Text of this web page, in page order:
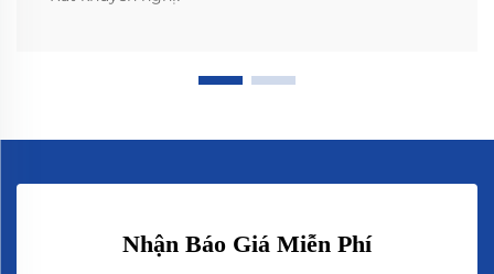
Nhận Báo Giá Miễn Phí